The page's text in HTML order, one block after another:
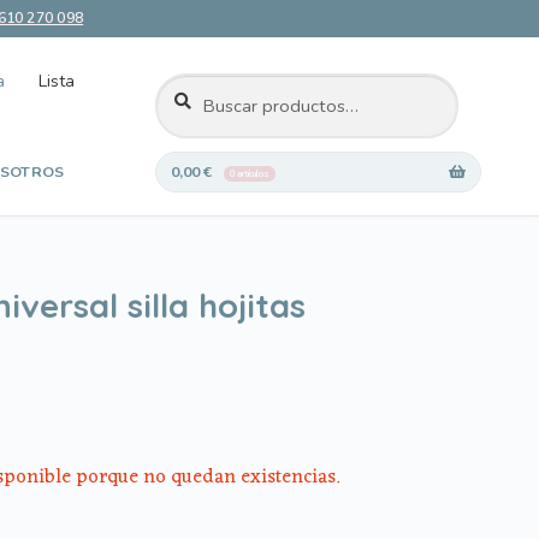
270 098
Lista
Buscar
por:
BUSCAR
0,00€ 0 artículos
silla hojitas
porque no quedan existencias.